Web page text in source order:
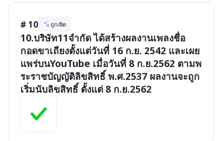
# 10 ถูก/ผิด
10.บริษัท11จำกัด ได้สร้างผลงานเพลงชื่อ
กอดขาเถียงตั้งแต่วันที่ 16 ก.ย. 2542 และเผย
แพร่บนYouTube เมื่อวันที่ 8 ก.ย.2562 ตามพ
ระราชบัญญัติลิขสิทธิ์ พ.ศ.2537 ผลงานจะถูก
เริ่มนับลิขสิทธิ์ ตั้งแต่ 8 ก.ย.2562